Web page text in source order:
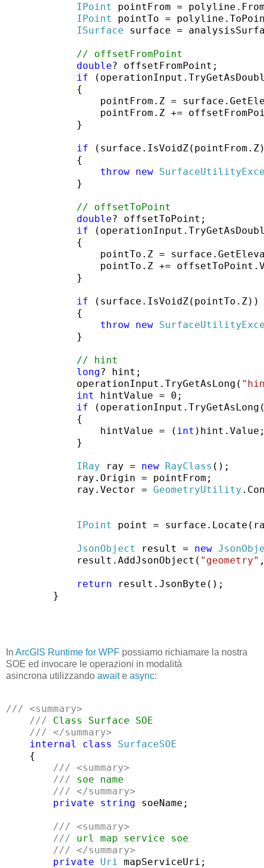
IPoint
pointFrom =
IPoint
pointTo =
ISurface surface =
// offsetFromPoint
double? offsetFromPoint;
if
{
pointFrom.Z =
pointFrom.Z +=
}
if
{
throw new
}
// offsetToPoint
double? offsetToPoint;
if
{
pointTo.Z =
pointTo.Z +=
}
if (surface.IsVoidZ(pointTo.Z))
{
throw new
}
// hint
long? hint;
operationInput.TryGetAsLong(
int
hintValue = 0;
if
{
hintValue = ( int
}
IRay ray = new RayClass ();
ray.Origin = pointFrom;
ray.Vector = GeometryUtility
IPoint point =
JsonObject result = new
result.AddJsonObject( "geometry"
return result.JsonByte();
}
In ArcGIS Runtime for WPF possiamo richiamare la nostra
SOE ed invocare le operazioni in modalità
asincrona utilizzando awaite async:
/// <summary>
/// Class Surface SOE
/// </summary>
internal
class
SurfaceSOE
{
/// <summary>
/// soe name
/// </summary>
private
string soeName;
/// <summary>
/// url map service soe
/// </summary>
private
Uri mapServiceUri;